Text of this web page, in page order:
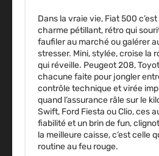
Dans la vraie vie, Fiat 500
charme pétillant, rétro qui
faufiler au marché ou galérer
stresser. Mini, stylée, croise la
qui réveille. Peugeot 208,
chacune faite pour jongler
contrôle technique et virée
quand l’assurance râle sur le
Swift, Ford Fiesta ou Clio, ces
fiabilité et un brin de fun,
la meilleure caisse, c’est celle
routine au feu rouge.